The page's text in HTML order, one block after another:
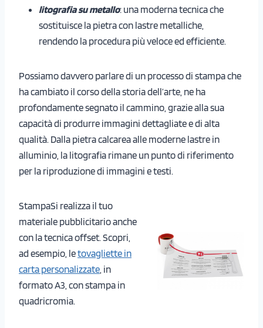
litografia su metallo: una moderna tecnica che
sostituisce la pietra con lastre metalliche,
rendendo la procedura più veloce ed efficiente.
Possiamo davvero parlare di un processo di stampa che
ha cambiato il corso della storia dell’arte, ne ha
profondamente segnato il cammino, grazie alla sua
capacità di produrre immagini dettagliate e di alta
qualità. Dalla pietra calcarea alle moderne lastre in
alluminio, la litografia rimane un punto di riferimento
per la riproduzione di immagini e testi.
StampaSi realizza il tuo
materiale pubblicitario anche
con la tecnica offset. Scopri,
ad esempio, letovagliette in
carta personalizzate , in
formato A3, con stampa in
quadricromia.